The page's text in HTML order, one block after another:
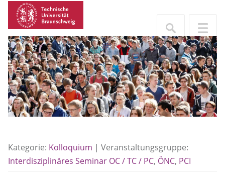
Kategorie: Kolloquium | Veranstaltungsgruppe:
Interdisziplinäres Seminar OC / TC / PC, ÖNC, PCI